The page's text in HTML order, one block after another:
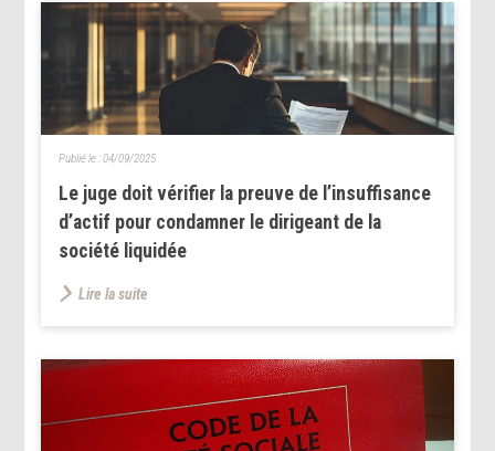
Le juge doit vérifier la preuve de l’insuffisance
d’actif pour condamner le dirigeant de la
société liquidée
Publié le :04/09/2025
Lire la suite